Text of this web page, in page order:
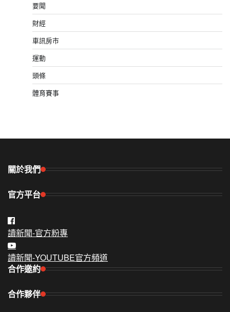
要聞
財經
車訊房市
運動
頭條
體育賽事
關於我們
官方平台
讀新聞-官方粉專
讀新聞-YOUTUBE官方頻道
合作邀約
合作夥伴